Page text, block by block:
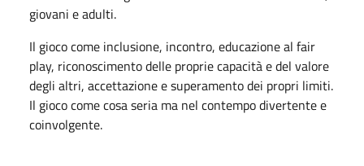
giovani e adulti.
Il gioco come inclusione, incontro, educazione al fair
play, riconoscimento delle proprie capacità e del valore
degli altri, accettazione e superamento dei propri limiti.
Il gioco come cosa seria ma nel contempo divertente e
coinvolgente.